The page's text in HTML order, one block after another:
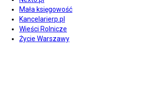
Mała księgowość
Kancelarierp.pl
Wieści Rolnicze
Życie Warszawy